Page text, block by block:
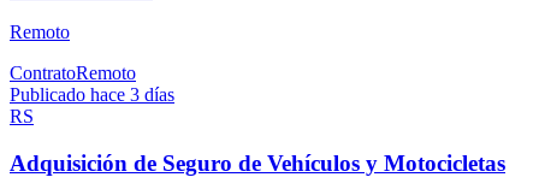
Remoto
ContratoRemoto
Publicado hace 3 días
RS
Adquisición de Seguro de Vehículos y Motocicletas